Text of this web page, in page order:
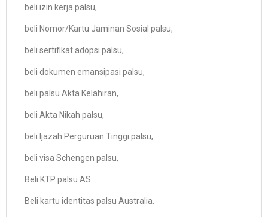
beli izin kerja palsu,
beli Nomor/Kartu Jaminan Sosial palsu,
beli sertifikat adopsi palsu,
beli dokumen emansipasi palsu,
beli palsu Akta Kelahiran,
beli Akta Nikah palsu,
beli Ijazah Perguruan Tinggi palsu,
beli visa Schengen palsu,
Beli KTP palsu AS.
Beli kartu identitas palsu Australia.